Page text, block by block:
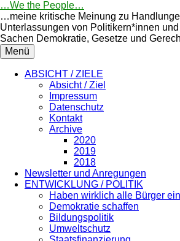
Springe
zum
Inhalt
…We the People…
…meine kritische Meinung zu
Unterlassungen von Politikern*innen
Sachen Demokratie, Gesetze und
Menü
ABSICHT / ZIELE
Absicht / Ziel
Impressum
Datenschutz
Kontakt
Archive
2020
2019
2018
Newsletter und Anregungen
ENTWICKLUNG / POLITIK
Haben wirklich alle Bürger
Demokratie schaffen
Bildungspolitik
Umweltschutz